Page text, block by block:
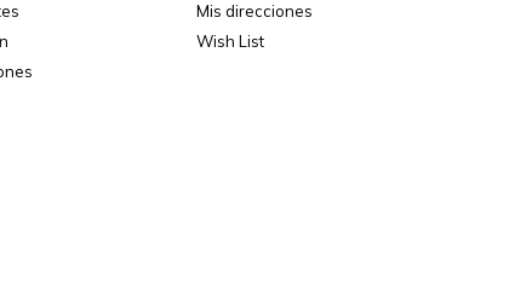
Mis direcciones
Wish List